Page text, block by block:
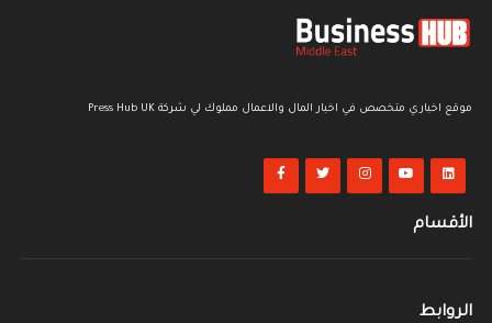
موقع اخباري متخصص في اخبار المال والاعمال مملوك لي شركة Press Hub UK
الأقسام
الروابط